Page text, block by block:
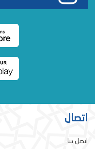
اتصال
اتصل بنا